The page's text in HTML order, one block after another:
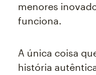
menores
funciona.
A única coisa
história